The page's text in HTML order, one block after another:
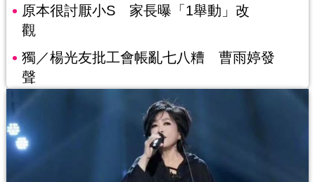
原本很討厭小S 家長曝「1舉動」改
觀
獨／楊光友批工會帳亂七八糟 曹雨婷發
聲